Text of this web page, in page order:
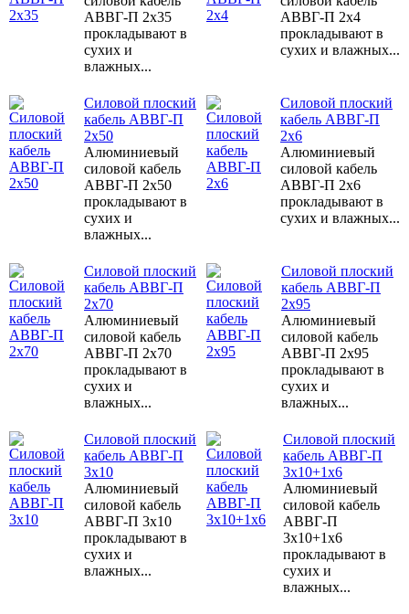
АВВГ-П 2х35
прокладывают в
сухих и
влажных...
АВВГ-П 2х4
прокладывают в
сухих и влажных...
Силовой плоский
кабель АВВГ-П
2х50
Алюминиевый
силовой кабель
АВВГ-П 2х50
прокладывают в
сухих и
влажных...
Силовой плоский
кабель АВВГ-П
2х6
Алюминиевый
силовой кабель
АВВГ-П 2х6
прокладывают в
сухих и влажных...
Силовой плоский
кабель АВВГ-П
2х70
Алюминиевый
силовой кабель
АВВГ-П 2х70
прокладывают в
сухих и
влажных...
Силовой плоский
кабель АВВГ-П
2х95
Алюминиевый
силовой кабель
АВВГ-П 2х95
прокладывают в
сухих и
влажных...
Силовой плоский
кабель АВВГ-П
3х10
Алюминиевый
силовой кабель
АВВГ-П 3х10
прокладывают в
сухих и
влажных...
Силовой плоский
кабель АВВГ-П
3х10+1х6
Алюминиевый
силовой кабель
АВВГ-П
3х10+1х6
прокладывают в
сухих и
влажных...